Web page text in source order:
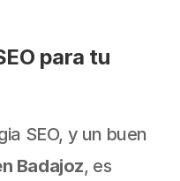
para tu
Badajoz, es